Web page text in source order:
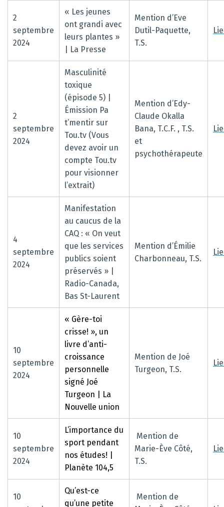
2
septembre
2024
« Les jeunes
ont grandi avec
leurs plantes »
| La Presse
Mention d’Eve
Dutil-Paquette,
T.S.
2
septembre
2024
Masculinité
toxique
(épisode 5) |
Émission Pa
t’mentir sur
Tou.tv (Vous
devez avoir un
compte Tou.tv
pour visionner
l’extrait)
Mention d’Edy-
Claude Okalla
Bana, T.C.F. , T.S.
et
psychothérapeute
4
septembre
2024
Manifestation
au caucus de la
CAQ : « On veut
que les services
publics soient
préservés » |
Radio-Canada,
Bas St-Laurent
Mention d’Émilie
Charbonneau, T.S.
10
septembre
2024
« Gère-toi
crisse! », un
livre d’anti-
croissance
personnelle
signé Joé
Turgeon | La
Nouvelle union
Mention de Joé
Turgeon, T.S.
10
septembre
2024
L’importance du
sport pendant
nos études! |
Planète 104,5
Mention de
Marie-Ève Côté,
T.S.
10
Qu’est-ce
qu’une petite
Mention de